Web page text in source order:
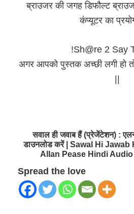
ब्राउजर की जगह डिफौल्ट
कंप्यूटर का
!Sh@re 2 Say
अगर आपको पुस्तक अच्छी लगी हो
सवाल ही जवाब हैं (प्रेजेंटेशन) :
डाउनलोड करें | Sawal Hi
Allan Pease Hindi
Spread the love